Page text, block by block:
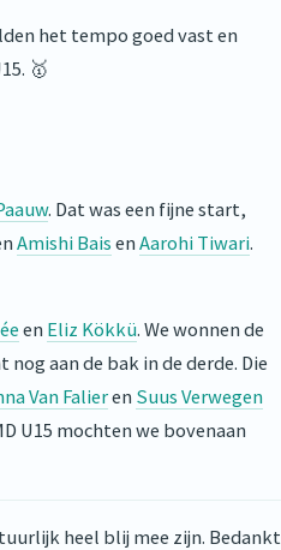
het tempo goed vast en
🥇
. Dat was een fijne start,
Amishi Bais enAarohi Tiwari.
en Eliz Kökkü. We wonnen de
aan de bak in de derde. Die
Van Falieren Suus Verwegen
U15 mochten we bovenaan
heel blij mee zijn. Bedankt